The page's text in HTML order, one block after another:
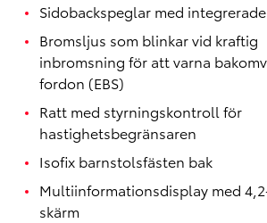
Sidobackspeglar med
Bromsljus som blinkar vid kraftig
inbromsning för att varna
fordon (EBS)
Ratt med styrningskontroll för
hastighetsbegränsaren
Isofix barnstolsfästen bak
Multiinformationsdisplay med
skärm